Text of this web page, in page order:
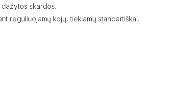
skardos.
reguliuojamų kojų, tiekiamų standartiškai.